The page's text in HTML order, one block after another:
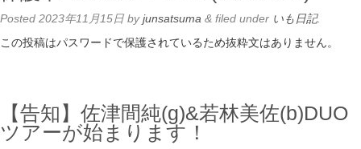
Posted 2023年11月15日 byjunsatsuma & filed under いも日記.
この投稿はパスワードで保護されているため抜粋文はありません。
【告知】佐津間純(g)&若林美佐(b)DUO
ツアーが始まります！